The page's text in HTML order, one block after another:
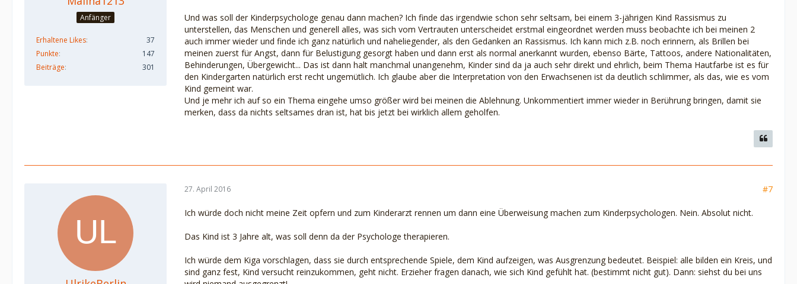
Anfänger
Erhaltene Likes
37
Punkte
147
Beiträge
301
Und was soll der Kinderpsychologe genau dann machen? Ich finde das irgendwie schon sehr seltsam, bei einem 3-jährigen Kind Rassismus zu
unterstellen, das Menschen und generell alles, was sich vom Vertrauten unterscheidet erstmal eingeordnet werden muss beobachte ich bei meinen 2
auch immer wieder und finde ich ganz natürlich und naheliegender, als den Gedanken an Rassismus. Ich kann mich z.B. noch erinnern, als Brillen bei
meinen zuerst für Angst, dann für Belustigung gesorgt haben und dann erst als normal anerkannt wurden, ebenso Bärte, Tattoos, andere Nationalitäten,
Behinderungen, Übergewicht... Das ist dann halt manchmal unangenehm, Kinder sind da ja auch sehr direkt und ehrlich, beim Thema Hautfarbe ist es für
den Kindergarten natürlich erst recht ungemütlich. Ich glaube aber die Interpretation von den Erwachsenen ist da deutlich schlimmer, als das, wie es vom
Kind gemeint war.
Und je mehr ich auf so ein Thema eingehe umso größer wird bei meinen die Ablehnung. Unkommentiert immer wieder in Berührung bringen, damit sie
merken, dass da nichts seltsames dran ist, hat bis jetzt bei wirklich allem geholfen.
27. April 2016 #7
Ich würde doch nicht meine Zeit opfern und zum Kinderarzt rennen um dann eine Überweisung machen zum Kinderpsychologen. Nein. Absolut nicht.
Das Kind ist 3 Jahre alt, was soll denn da der Psychologe therapieren.
Ich würde dem Kiga vorschlagen, dass sie durch entsprechende Spiele, dem Kind aufzeigen, was Ausgrenzung bedeutet. Beispiel: alle bilden ein Kreis, und
sind ganz fest, Kind versucht reinzukommen, geht nicht. Erzieher fragen danach, wie sich Kind gefühlt hat. (bestimmt nicht gut). Dann: siehst du bei uns